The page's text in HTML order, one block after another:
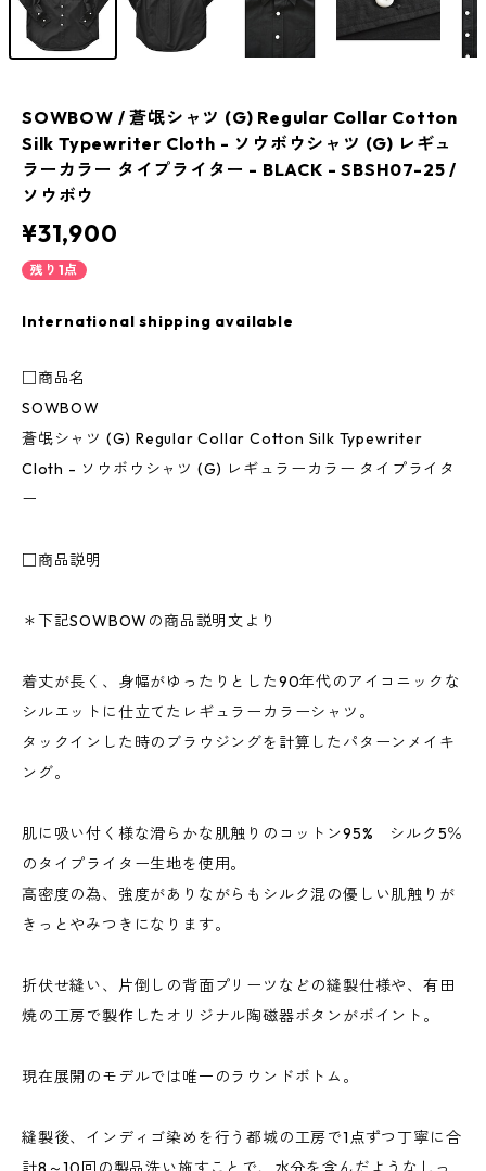
SOWBOW / 蒼氓シャツ (G) Regular Collar Cotton
Silk Typewriter Cloth - ソウボウシャツ (G) レギュ
ラーカラー タイプライター - BLACK - SBSH07-25 /
ソウボウ
¥31,900
残り1点
International shipping available
□商品名
SOWBOW
蒼氓シャツ (G) Regular Collar Cotton Silk Typewriter
Cloth - ソウボウシャツ (G) レギュラーカラー タイプライタ
ー
□商品説明
＊下記SOWBOWの商品説明文より
着丈が長く、身幅がゆったりとした90年代のアイコニックな
シルエットに仕立てたレギュラーカラーシャツ。
タックインした時のブラウジングを計算したパターンメイキ
ング。
肌に吸い付く様な滑らかな肌触りのコットン95% シルク5％
のタイプライター生地を使用。
高密度の為、強度がありながらもシルク混の優しい肌触りが
きっとやみつきになります。
折伏せ縫い、片倒しの背面プリーツなどの縫製仕様や、有田
焼の工房で製作したオリジナル陶磁器ボタンがポイント。
現在展開のモデルでは唯一のラウンドボトム。
縫製後、インディゴ染めを行う都城の工房で1点ずつ丁寧に合